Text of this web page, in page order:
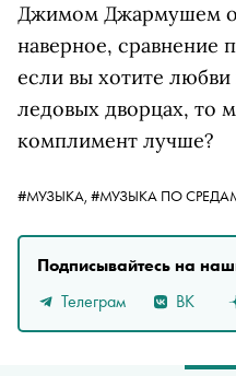
Джимом Джармушем
наверное, сравнение
если вы хотите
ледовых дворцах, то
комплимент лучше?
#МУЗЫКА, #МУЗЫКА ПО
Подписывайтесь на
Телеграм
ВК